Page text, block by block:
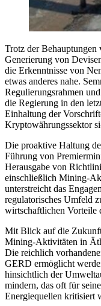
Trotz der
Generierung von
die Erkenntnisse von
etwas anderes nahe.
Regulierungsrahmen
die Regierung in den
Einhaltung der
Kryptowährungssektor
Die proaktive Haltung
Führung von
Herausgabe von
einschließlich Mining-
unterstreicht das
regulatorisches Umfeld
wirtschaftlichen Vorteile
Mit Blick auf die
Mining-Aktivitäten in
Die reichlich
GERD ermöglicht
hinsichtlich der
mindern, das oft für
Energiequellen kritisiert